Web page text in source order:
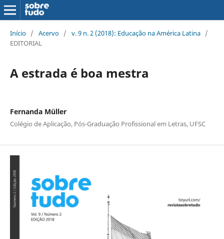
Início / Acervo / v. 9 n. 2 (2018): Educação na América Latina /
EDITORIAL
A estrada é boa mestra
Fernanda Müller
Colégio de Aplicação, Pós-Graduação Profissional em Letras, UFSC